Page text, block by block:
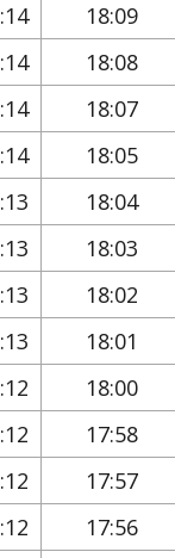
18:09
18:08
18:07
18:05
18:04
18:03
18:02
18:01
18:00
17:58
17:57
17:56